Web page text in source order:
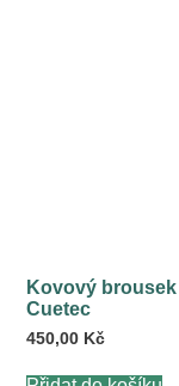
Kovový
Cuetec
450,00 Kč